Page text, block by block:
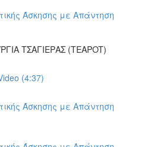
Άσκησης με Απάντηση
ΤΣΑΓΙΕΡΑΣ (TEAPOT)
(4:37)
Άσκησης με Απάντηση